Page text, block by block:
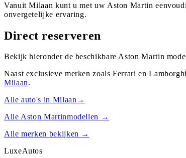
Vanuit Milaan kunt u met uw Aston Martin
onvergetelijke ervaring.
Direct reserveren
Bekijk hieronder de beschikbare Aston Martin
Naast exclusieve merken zoals Ferrari en
Milaan.
Alle auto's in Milaan→
AlleAston Martinmodellen →
Alle merken bekijken →
LuxeAutos